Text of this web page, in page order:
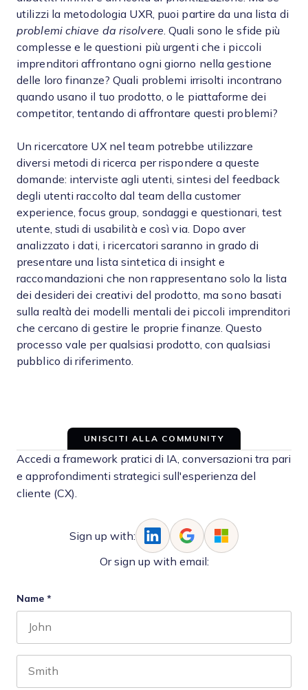
utilizzi la metodologia UXR, puoi partire da una lista di
problemi chiave da risolvere . Quali sono le sfide più
complesse e le questioni più urgenti che i piccoli
imprenditori affrontano ogni giorno nella gestione
delle loro finanze? Quali problemi irrisolti incontrano
quando usano il tuo prodotto, o le piattaforme dei
competitor, tentando di affrontare questi problemi?
Un ricercatore UX nel team potrebbe utilizzare
diversi metodi di ricerca per rispondere a queste
domande: interviste agli utenti, sintesi del feedback
degli utenti raccolto dal team della customer
experience, focus group, sondaggi e questionari, test
utente, studi di usabilità e così via. Dopo aver
analizzato i dati, i ricercatori saranno in grado di
presentare una lista sintetica di insight e
raccomandazioni che non rappresentano solo la lista
dei desideri dei creativi del prodotto, ma sono basati
sulla realtà dei modelli mentali dei piccoli imprenditori
che cercano di gestire le proprie finanze. Questo
processo vale per qualsiasi prodotto, con qualsiasi
pubblico di riferimento.
UNISCITI ALLA COMMUNITY
Accedi a framework pratici di IA, conversazioni tra pari
e approfondimenti strategici sull'esperienza del
cliente (CX).
Sign up with:
Or sign up with email:
Name *